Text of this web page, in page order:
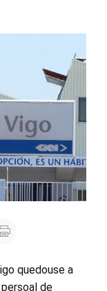
quedouse a
de